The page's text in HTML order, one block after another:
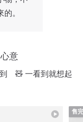
。
意
　🧸 一看到就想起
售